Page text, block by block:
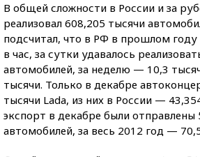
В общей сложности в России и за
реализовал 608,205 тысячи
подсчитал, что в РФ в прошлом году
в час, за сутки удавалось
автомобилей, за неделю — 10,3
тысячи. Только в декабре
тысячи Lada, из них в России —
экспорт в декабре были отправлены
автомобилей, за весь 2012 год —